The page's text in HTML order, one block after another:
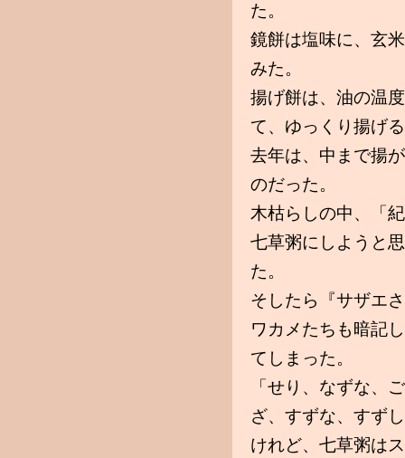
た。
鏡餅は塩味に、玄
みた。
揚げ餅は、油の温
て、ゆっくり揚げ
去年は、中まで揚
のだった。
木枯らしの中、「
七草粥にしようと
た。
そしたら『サザエ
ワカメたちも暗記
てしまった。
「せり、なずな、
ざ、すずな、すず
けれど、七草粥は